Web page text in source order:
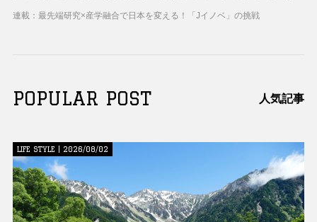
連載：最先端研究×産学融合で日本を変える！「Jイノベ」の挑戦
POPULAR POST 人気記事
LIFE STYLE | 2026/08/02